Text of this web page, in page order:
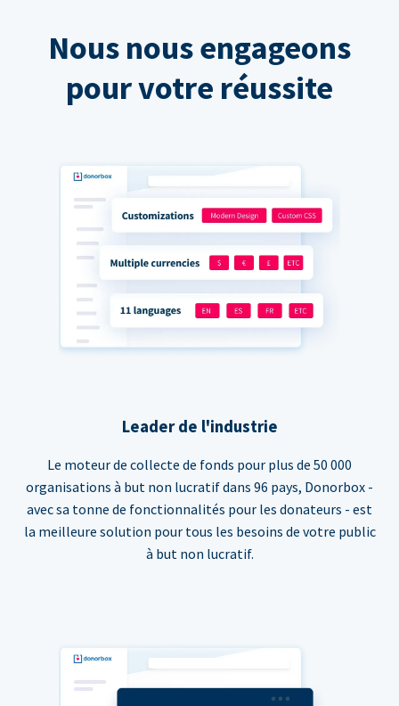
Nous nous engageons
pour votre réussite
Leader de l'industrie
Le moteur de collecte de fonds pour plus de 50 000
organisations à but non lucratif dans 96 pays, Donorbox -
avec sa tonne de fonctionnalités pour les donateurs - est
la meilleure solution pour tous les besoins de votre public
à but non lucratif.